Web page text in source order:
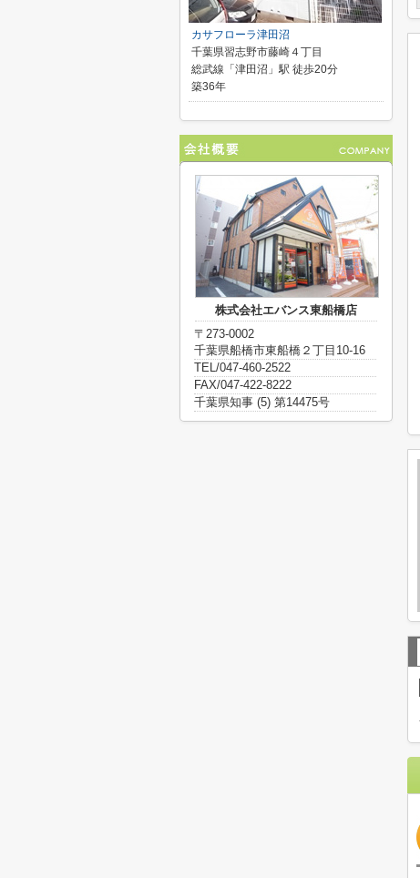
カサフローラ津田沼
千葉県習志野市藤崎４丁目
総武線「津田沼」駅 徒歩20分
築36年
株式会社エバンス東船橋店
〒273-0002
千葉県船橋市東船橋２丁目10-16
TEL/047-460-2522
FAX/047-422-8222
千葉県知事 (5) 第14475号